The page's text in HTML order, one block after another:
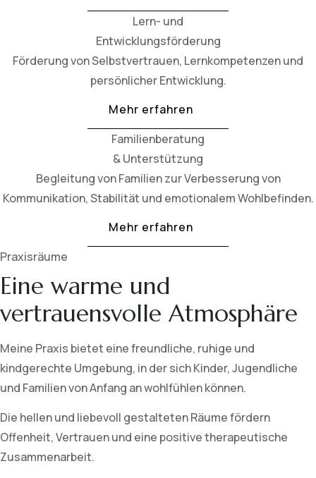
Lern- und
Entwicklungsförderung
Förderung von Selbstvertrauen, Lernkompetenzen und
persönlicher Entwicklung.
Mehr erfahren
Familienberatung
& Unterstützung
Begleitung von Familien zur Verbesserung von
Kommunikation, Stabilität und emotionalem Wohlbefinden.
Mehr erfahren
Praxisräume
Eine warme und
vertrauensvolle Atmosphäre
Meine Praxis bietet eine freundliche, ruhige und
kindgerechte Umgebung, in der sich Kinder, Jugendliche
und Familien von Anfang an wohlfühlen können.
Die hellen und liebevoll gestalteten Räume fördern
Offenheit, Vertrauen und eine positive therapeutische
Zusammenarbeit.